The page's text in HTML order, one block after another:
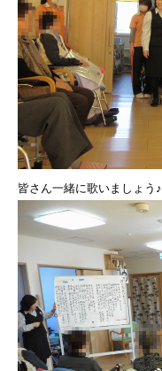
皆さん一緒に歌いましょう♪